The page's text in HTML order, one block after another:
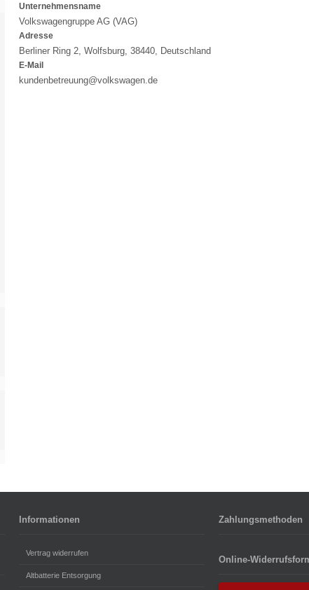
Unternehmensname
Volkswagengruppe AG (VAG)
Adresse
Berliner Ring 2, Wolfsburg, 38440, Deutschland
E-Mail
kundenbetreuung@volkswagen.de
Informationen
Vertrag widerrufen
Altbatterie Entsorgung
Zahlungsmethoden
Online-